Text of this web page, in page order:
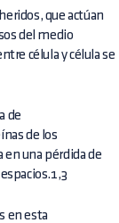
que actúan
del medio
célula y célula se
de
de los
en una pérdida de
en esta